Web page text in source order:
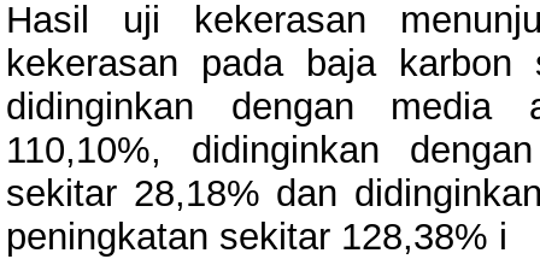
Hasil uji kekerasan
kekerasan pada baja karbon
didinginkan dengan media
110,10%, didinginkan
sekitar 28,18% dan
peningkatan sekitar 128,38% i